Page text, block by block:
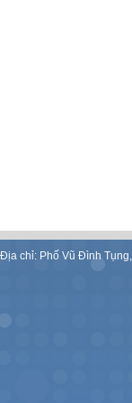
chỉ: Phố Vũ Đình